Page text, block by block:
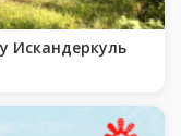
Искандеркуль